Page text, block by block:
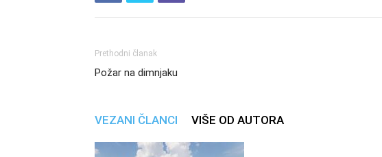
Prethodni članak
Požar na dimnjaku
VEZANI ČLANCI VIŠE OD AUTORA